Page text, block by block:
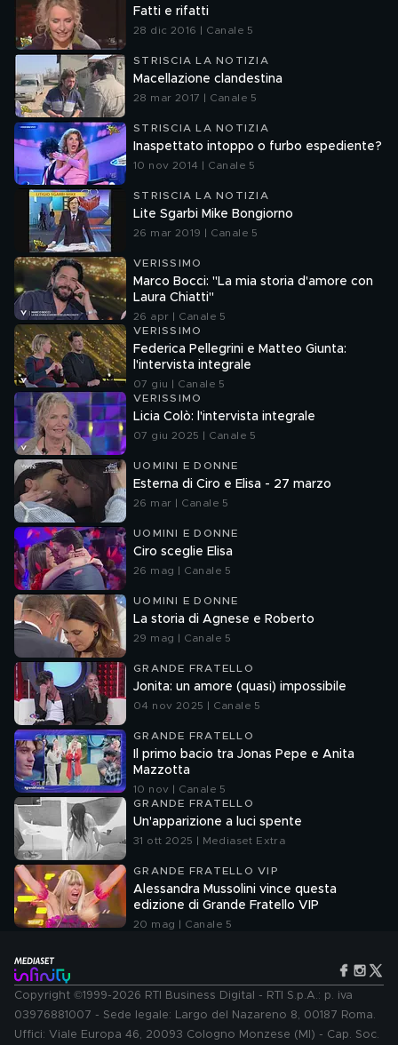
Fatti e rifatti
28 dic 2016 | Canale 5
STRISCIA LA NOTIZIA
Macellazione clandestina
28 mar 2017 | Canale 5
STRISCIA LA NOTIZIA
Inaspettato intoppo o furbo espediente?
10 nov 2014 | Canale 5
STRISCIA LA NOTIZIA
Lite Sgarbi Mike Bongiorno
26 mar 2019 | Canale 5
VERISSIMO
Marco Bocci: "La mia storia d'amore con
Laura Chiatti"
26 apr | Canale 5
VERISSIMO
Federica Pellegrini e Matteo Giunta:
l'intervista integrale
07 giu | Canale 5
VERISSIMO
Licia Colò: l'intervista integrale
07 giu 2025 | Canale 5
UOMINI E DONNE
Esterna di Ciro e Elisa - 27 marzo
26 mar | Canale 5
UOMINI E DONNE
Ciro sceglie Elisa
26 mag | Canale 5
UOMINI E DONNE
La storia di Agnese e Roberto
29 mag | Canale 5
GRANDE FRATELLO
Jonita: un amore (quasi) impossibile
04 nov 2025 | Canale 5
GRANDE FRATELLO
Il primo bacio tra Jonas Pepe e Anita
Mazzotta
10 nov | Canale 5
GRANDE FRATELLO
Un'apparizione a luci spente
31 ott 2025 | Mediaset Extra
GRANDE FRATELLO VIP
Alessandra Mussolini vince questa
edizione di Grande Fratello VIP
20 mag | Canale 5
Copyright ©1999-2026 RTI Business Digital - RTI S.p.A.: p. iva
03976881007 - Sede legale: Largo del Nazareno 8, 00187 Roma.
Uffici: Viale Europa 46, 20093 Cologno Monzese (MI) - Cap. Soc.